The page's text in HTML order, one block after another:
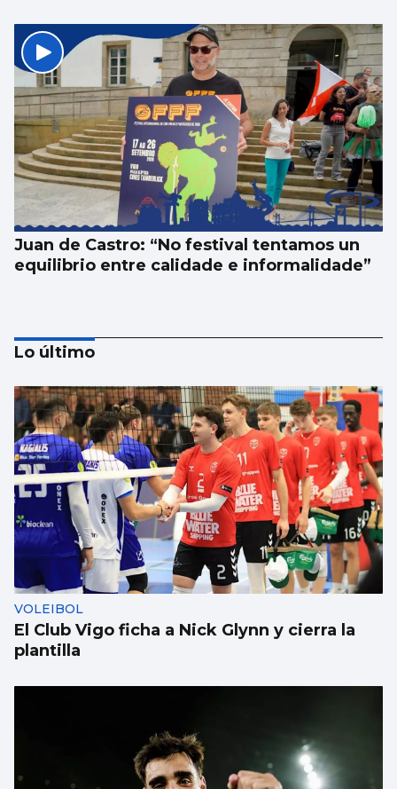
Juan de Castro: “No festival tentamos un
equilibrio entre calidade e informalidade”
SANIDAD
Pacientes de Vigo participan en un estudio
sobre hemodiálisis
Lo último
VOLEIBOL
El Club Vigo ficha a Nick Glynn y cierra la
plantilla